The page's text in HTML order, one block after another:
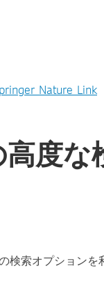
Nature Link
度な
索オプションを